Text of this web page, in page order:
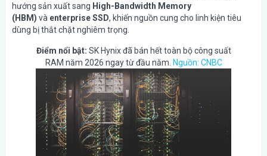
hướng sản xuất sang High-Bandwidth Memory
(HBM) và enterprise SSD, khiến nguồn cung cho linh kiện tiêu
dùng bị thắt chặt nghiêm trọng.
Điểm nổi bật: SK Hynix đã bán hết toàn bộ công suất
RAM năm 2026 ngay từ đầu năm. Nguồn: CNBC